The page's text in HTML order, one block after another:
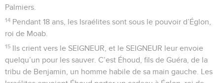
Palmiers.
14 Pendant 18 ans, les Israélites sont sous le pouvoir d’Églon,
roi de Moab.
15 Ils crient vers le SEIGNEUR, et le SEIGNEUR leur envoie
quelqu’un pour les sauver. C’est Éhoud, fils de Guéra, de la
tribu de Benjamin, un homme habile de sa main gauche. Les